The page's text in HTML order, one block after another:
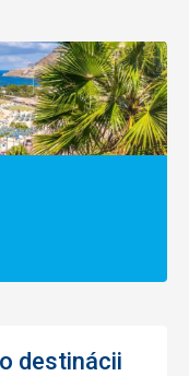
5,0/ 5
destinácii